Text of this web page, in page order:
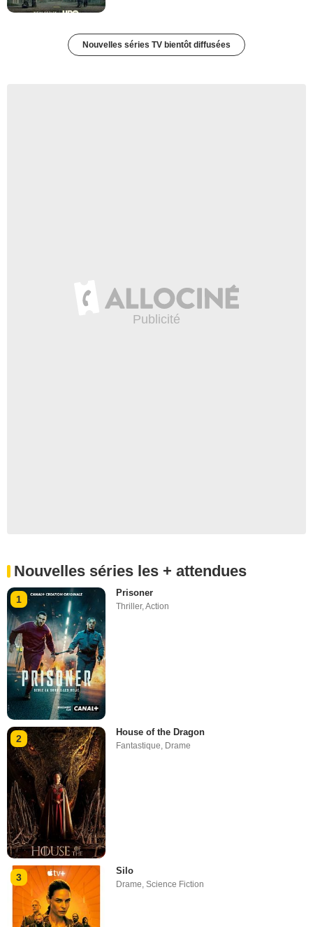
Nouvelles séries TV bientôt diffusées
Nouvelles séries les + attendues
1
Prisoner
Thriller,Action
2
House of the Dragon
Fantastique Drame
3
Silo
Drame,Science Fiction